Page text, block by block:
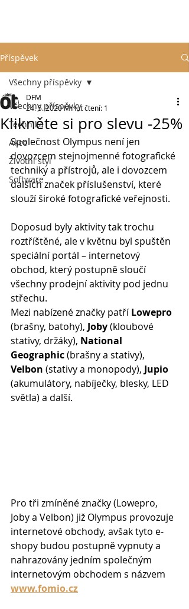
Příspěvek
Všechny příspěvky
Technika
Akce
Životní styl
Software
Všechny příspěvky
Klikněte si pro slevu -25%
DFM
24. 5. 2020 Minut čtení: 1
Společnost Olympus není jen
dovozcem stejnojmenné fotografické
techniky a přístrojů, ale i dovozcem
dalších značek příslušenství, které
slouží široké fotografické veřejnosti.
Doposud byly aktivity tak trochu
roztříštěné, ale v květnu byl spuštěn
speciální portál – internetový
obchod, který postupně sloučí
všechny prodejní aktivity pod jednu
střechu.
Mezi nabízené značky patří Lowepro
(brašny, batohy), Joby (kloubové
stativy, držáky), National
Geographic (brašny a stativy),
Velbon (stativy a monopody), Jupio
(akumulátory, nabíječky, blesky, LED
světla) a další.
Pro tři zmíněné značky (Lowepro,
Joby a Velbon) již Olympus provozuje
internetové obchody, avšak tyto e-
shopy budou postupně vypnuty a
nahrazovány jedním společným
internetovým obchodem s názvem
www.fomio.cz